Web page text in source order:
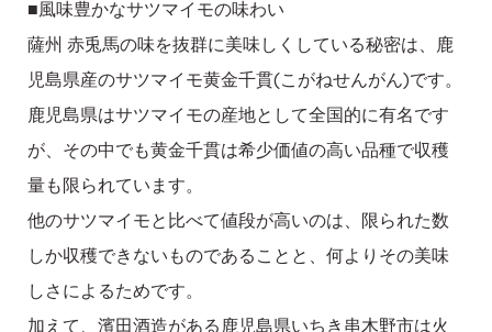
■風味豊かなサツマイモの味わい
薩州 赤兎馬の味を抜群に美味しくしている秘密は、鹿
児島県産のサツマイモ黄金千貫(こがねせんがん)です。
鹿児島県はサツマイモの産地として全国的に有名です
が、その中でも黄金千貫は希少価値の高い品種で収穫
量も限られています。
他のサツマイモと比べて値段が高いのは、限られた数
しか収穫できないものであることと、何よりその美味
しさによるためです。
加えて、濱田酒造がある鹿児島県いちき串木野市は火